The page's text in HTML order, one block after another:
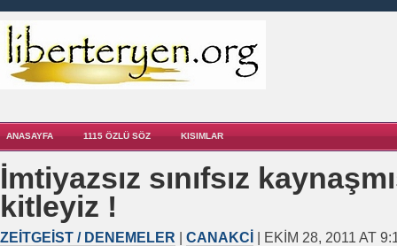
ANASAYFA 1115 ÖZLÜ SÖZ KISIMLAR
İmtiyazsız sınıfsız
kitleyiz !
ZEITGEIST / DENEMELER CANAKCI | EKIM 28, 2011 AT